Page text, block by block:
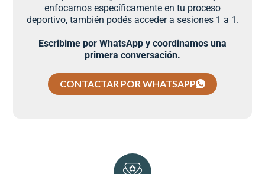
enfocarnos específicamente en tu proceso
deportivo, también podés acceder a sesiones 1 a 1.
Escribime por WhatsApp y coordinamos una
primera conversación.
CONTACTAR POR WHATSAPP